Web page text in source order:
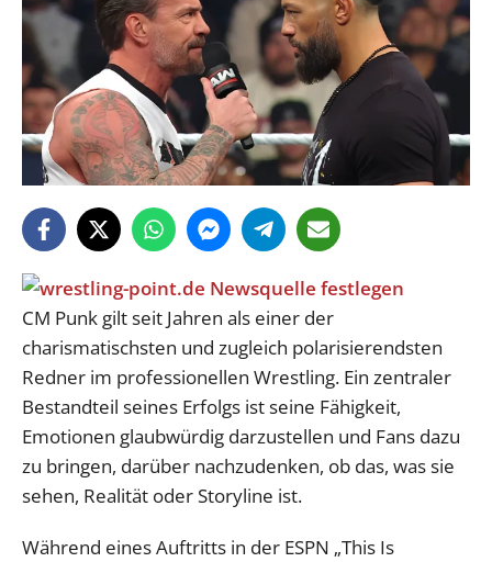
CM Punk gilt seit Jahren als einer der
charismatischsten und zugleich polarisierendsten
Redner im professionellen Wrestling. Ein zentraler
Bestandteil seines Erfolgs ist seine Fähigkeit,
Emotionen glaubwürdig darzustellen und Fans dazu
zu bringen, darüber nachzudenken, ob das, was sie
sehen, Realität oder Storyline ist.
Während eines Auftritts in der ESPN „This Is